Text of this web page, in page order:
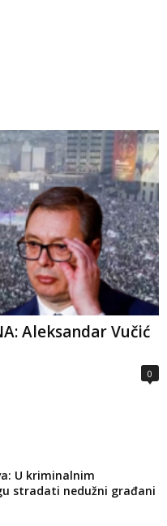
Aleksandar Vučić
0
U kriminalnim
stradati nedužni građani